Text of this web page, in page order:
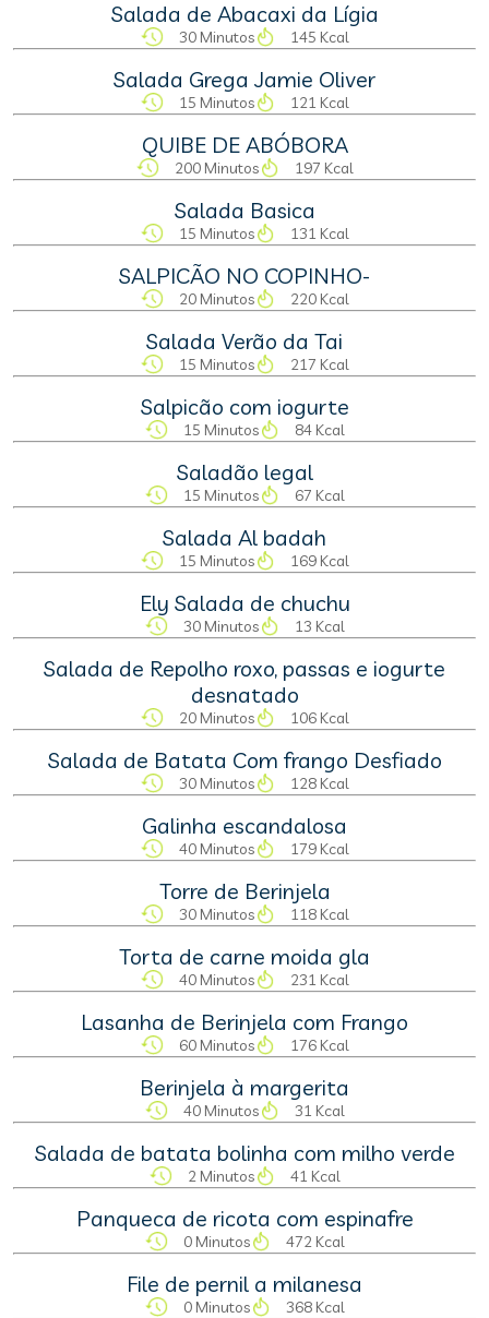
Salada de Abacaxi da Lígia
30 Minutos 145 Kcal
Salada Grega Jamie Oliver
15 Minutos 121 Kcal
QUIBE DE ABÓBORA
200 Minutos 197 Kcal
Salada Basica
15 Minutos 131 Kcal
SALPICÃO NO COPINHO-
20 Minutos 220 Kcal
Salada Verão da Tai
15 Minutos 217 Kcal
Salpicão com iogurte
15 Minutos 84 Kcal
Saladão legal
15 Minutos 67 Kcal
Salada Al badah
15 Minutos 169 Kcal
Ely Salada de chuchu
30 Minutos 13 Kcal
Salada de Repolho roxo, passas e iogurte
desnatado
20 Minutos 106 Kcal
Salada de Batata Com frango Desfiado
30 Minutos 128 Kcal
Galinha escandalosa
40 Minutos 179 Kcal
Torre de Berinjela
30 Minutos 118 Kcal
Torta de carne moida gla
40 Minutos 231 Kcal
Lasanha de Berinjela com Frango
60 Minutos 176 Kcal
Berinjela à margerita
40 Minutos 31 Kcal
Salada de batata bolinha com milho verde
2 Minutos 41 Kcal
Panqueca de ricota com espinafre
0 Minutos 472 Kcal
File de pernil a milanesa
0 Minutos 368 Kcal